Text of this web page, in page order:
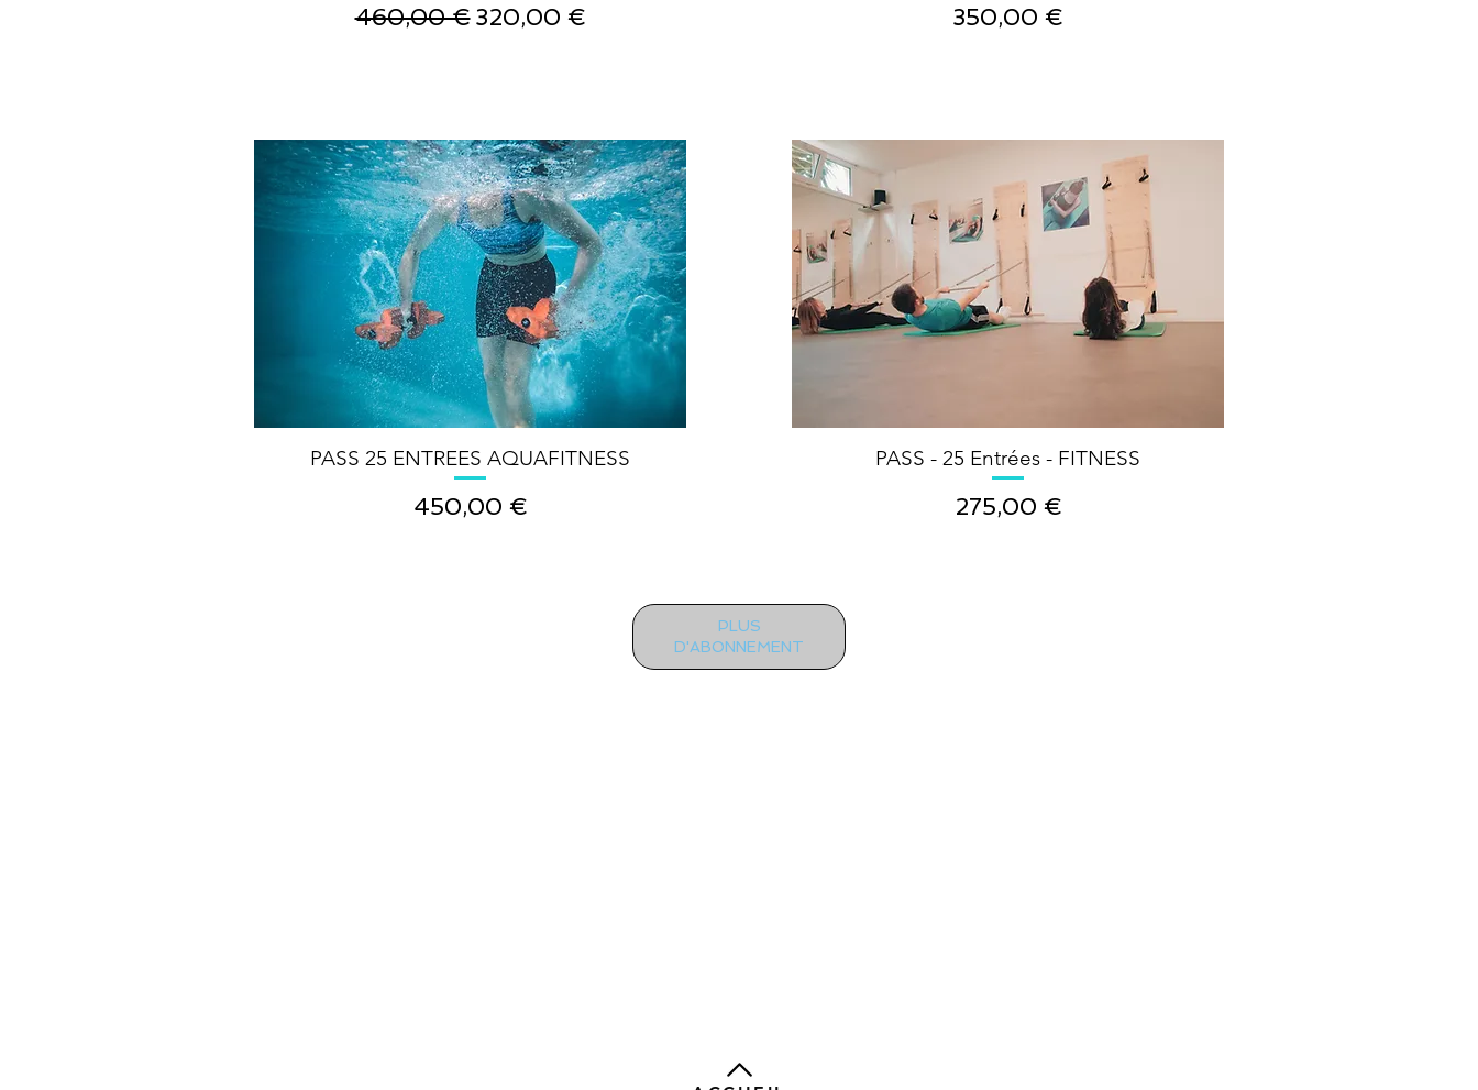
Prix original
460,00 € Prix promotionnel
320,00 € Prix
350,00 €
PASS 25 ENTREES AQUAFITNESS
Prix
450,00 €
PASS - 25 Entrées - FITNESS
Prix
275,00 €
PLUS
D'ABONNEMENT